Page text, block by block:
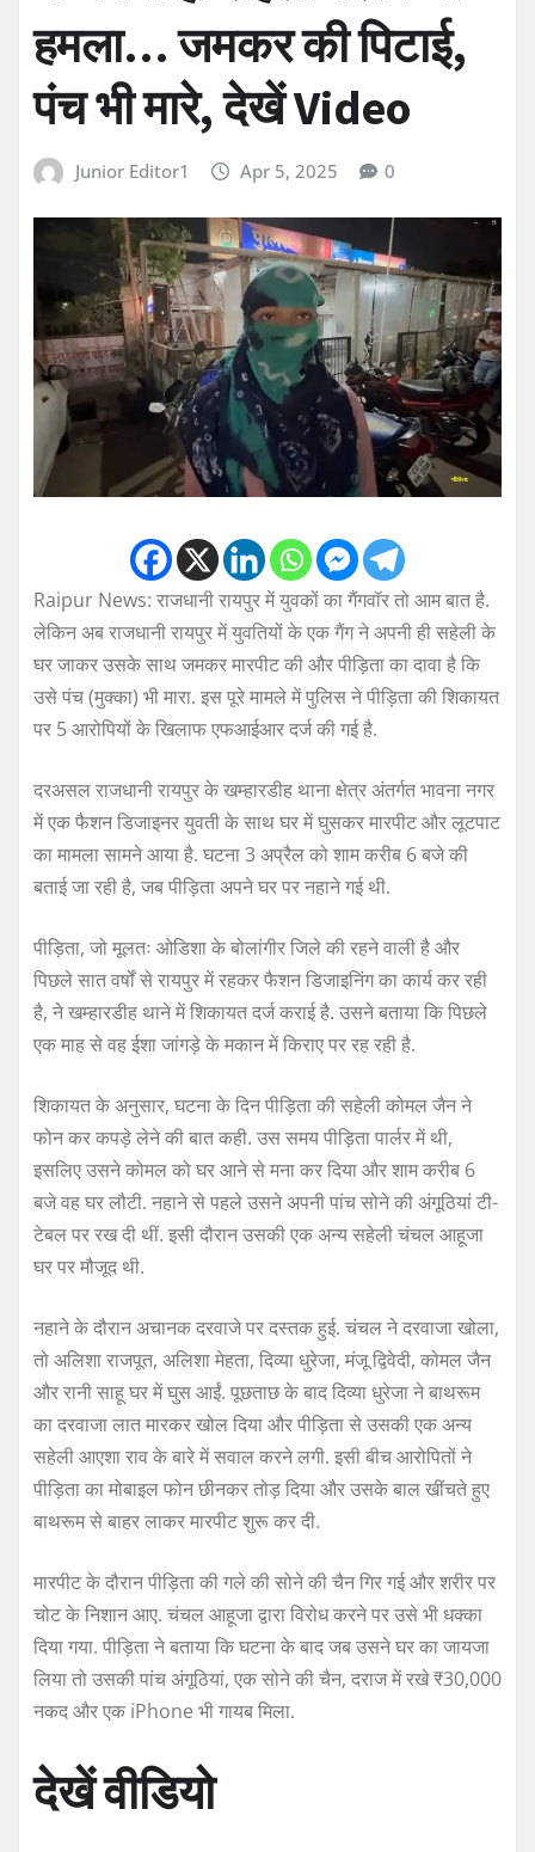
हमला… जमकर की पिटाई,
पंच भी मारे, देखें Video
Junior Editor1 Apr 5, 2025 0
Raipur News: राजधानी रायपुर में युवकों का गैंगवॉर तो आम बात है.
लेकिन अब राजधानी रायपुर में युवतियों के एक गैंग ने अपनी ही सहेली के
घर जाकर उसके साथ जमकर मारपीट की और पीड़िता का दावा है कि
उसे पंच (मुक्का) भी मारा. इस पूरे मामले में पुलिस ने पीड़िता की शिकायत
पर 5 आरोपियों के खिलाफ एफआईआर दर्ज की गई है.
दरअसल राजधानी रायपुर के खम्हारडीह थाना क्षेत्र अंतर्गत भावना नगर
में एक फैशन डिजाइनर युवती के साथ घर में घुसकर मारपीट और लूटपाट
का मामला सामने आया है. घटना 3 अप्रैल को शाम करीब 6 बजे की
बताई जा रही है, जब पीड़िता अपने घर पर नहाने गई थी.
पीड़िता, जो मूलतः ओडिशा के बोलांगीर जिले की रहने वाली है और
पिछले सात वर्षों से रायपुर में रहकर फैशन डिजाइनिंग का कार्य कर रही
है, ने खम्हारडीह थाने में शिकायत दर्ज कराई है. उसने बताया कि पिछले
एक माह से वह ईशा जांगड़े के मकान में किराए पर रह रही है.
शिकायत के अनुसार, घटना के दिन पीड़िता की सहेली कोमल जैन ने
फोन कर कपड़े लेने की बात कही. उस समय पीड़िता पार्लर में थी,
इसलिए उसने कोमल को घर आने से मना कर दिया और शाम करीब 6
बजे वह घर लौटी. नहाने से पहले उसने अपनी पांच सोने की अंगूठियां टी-
टेबल पर रख दी थीं. इसी दौरान उसकी एक अन्य सहेली चंचल आहूजा
घर पर मौजूद थी.
नहाने के दौरान अचानक दरवाजे पर दस्तक हुई. चंचल ने दरवाजा खोला,
तो अलिशा राजपूत, अलिशा मेहता, दिव्या धुरेजा, मंजू द्विवेदी, कोमल जैन
और रानी साहू घर में घुस आईं. पूछताछ के बाद दिव्या धुरेजा ने बाथरूम
का दरवाजा लात मारकर खोल दिया और पीड़िता से उसकी एक अन्य
सहेली आएशा राव के बारे में सवाल करने लगी. इसी बीच आरोपितों ने
पीड़िता का मोबाइल फोन छीनकर तोड़ दिया और उसके बाल खींचते हुए
बाथरूम से बाहर लाकर मारपीट शुरू कर दी.
मारपीट के दौरान पीड़िता की गले की सोने की चैन गिर गई और शरीर पर
चोट के निशान आए. चंचल आहूजा द्वारा विरोध करने पर उसे भी धक्का
दिया गया. पीड़िता ने बताया कि घटना के बाद जब उसने घर का जायजा
लिया तो उसकी पांच अंगूठियां, एक सोने की चैन, दराज में रखे ₹30,000
नकद और एक iPhone भी गायब मिला.
देखें वीडियो